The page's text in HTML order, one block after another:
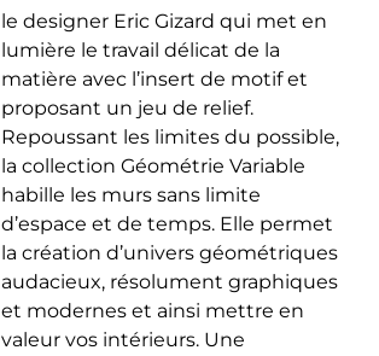
la
page
du
produit
à
50.00 €
le designer Eric Gizard qui met en
lumière le travail délicat de la
matière avec l’insert de motif et
proposant un jeu de relief.
Repoussant les limites du possible,
la collection Géométrie Variable
habille les murs sans limite
d’espace et de temps. Elle permet
la création d’univers géométriques
audacieux, résolument graphiques
et modernes et ainsi mettre en
valeur vos intérieurs. Une